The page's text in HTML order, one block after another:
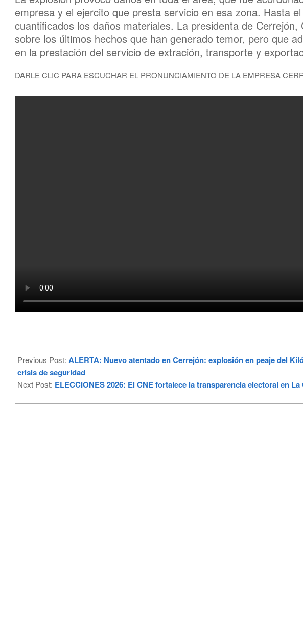
empresa y el ejercito que presta servicio en esa zona. Hasta
cuantificados los daños materiales. La presidenta de
sobre los últimos hechos que han generado temor, pero que
en la prestación del servicio de extración, transporte y
DARLE CLIC PARA ESCUCHAR EL PRONUNCIAMIENTO DE LA EMPRESA
03-
26
Previous Post: ALERTA: Nuevo atentado en Cerrejón: explosión en peaje del
crisis de seguridad
Next Post: ELECCIONES 2026: El CNE fortalece la transparencia electoral en La